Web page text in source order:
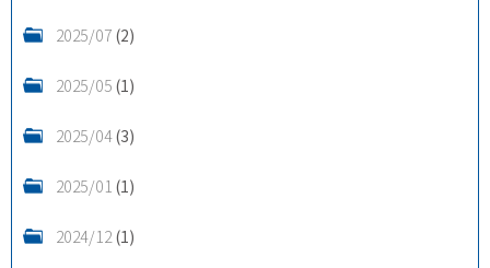
2025/07(2)
2025/05(1)
2025/04(3)
2025/01(1)
2024/12(1)